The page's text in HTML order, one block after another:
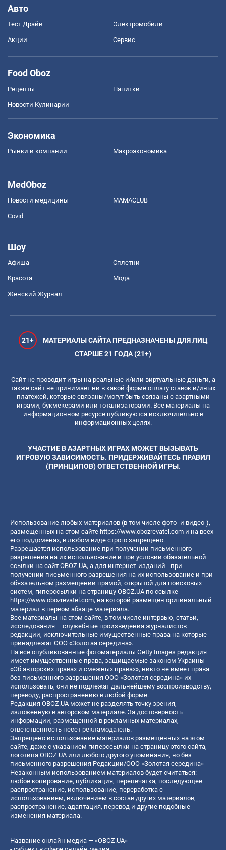
Авто
Тест Драйв Электромобили
Акции Сервис
Food Oboz
Рецепты Напитки
Новости Кулинарии
Экономика
Рынки и компании Mакроэкономика
MedOboz
Новости медицины MAMACLUB
Covid
Шоу
Афиша Сплетни
Красота Мода
Женский Журнал
21+
МАТЕРИАЛЫ САЙТА ПРЕДНАЗНАЧЕНЫ ДЛЯ ЛИЦ
СТАРШЕ 21 ГОДА (21+)
Сайт не проводит игры на реальные и/или виртуальные деньги, а
также сайт не принимает ни в какой форме оплату ставок и/иных
платежей, которые связаны/могут быть связаны с азартными
играми, букмекерами или тотализаторами. Все материалы на
информационном ресурсе публикуются исключительно в
информационных целях.
УЧАСТИЕ В АЗАРТНЫХ ИГРАХ МОЖЕТ ВЫЗЫВАТЬ
ИГРОВУЮ ЗАВИСИМОСТЬ. ПРИДЕРЖИВАЙТЕСЬ ПРАВИЛ
(ПРИНЦИПОВ) ОТВЕТСТВЕННОЙ ИГРЫ.
Использование любых материалов (в том числе фото- и видео-),
размещенных на этом сайте https://www.obozrevatel.com и на всех
его поддоменах, в любом виде строго запрещено.
Разрешается использование при получении письменного
разрешения на их использование и при условии обязательной
ссылки на сайт OBOZ.UA, а для интернет-изданий - при
получении письменного разрешения на их использование и при
обязательном размещении прямой, открытой для поисковых
систем, гиперссылки на страницу OBOZ.UA по ссылке
https://www.obozrevatel.com, на которой размещен оригинальный
материал в первом абзаце материала.
Все материалы на этом сайте, в том числе интервью, статьи,
исследования – служебные произведения журналистов
редакции, исключительные имущественные права на которые
принадлежат ООО «Золотая середина».
На все опубликованные фотоматериалы Getty Images редакция
имеет имущественные права, защищаемые законом Украины
«Об авторских правах и смежных правах», никто не имеет права
без письменного разрешения ООО «Золотая середина» их
использовать, они не подлежат дальнейшему воспроизводству,
переводу, распространению в любой форме.
Редакция OBOZ.UA может не разделять точку зрения,
изложенную в авторском материале. За достоверность
информации, размещенной в рекламных материалах,
ответственность несет рекламодатель.
Запрещено использование материалов размещенных на этом
сайте, даже с указанием гиперссылки на страницу этого сайта,
логотипа OBOZ.UA или любого другого упоминания, но без
письменного разрешения Редакции/ООО «Золотая середина»
Незаконным использованием материалов будет считаться:
любое копирование, публикация, перепечатка, последующее
распространение, использование, переработка с
использованием, включением в состав других материалов,
распространение, адаптация, перевод и другие подобные
изменения материала.
Название онлайн медиа — «OBOZ.UA»